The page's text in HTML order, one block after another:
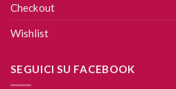
Checkout
Wishlist
SEGUICI SU FACEBOOK